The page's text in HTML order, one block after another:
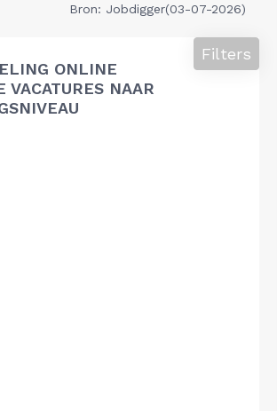
Bron: Jobdigger(03-07-2026)
ONLINE
VACATURES NAAR
Filters